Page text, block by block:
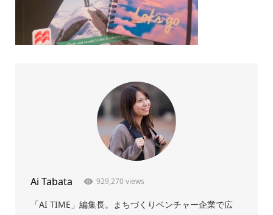
Ai Tabata 929,270 views
「AI TIME」編集長。まちづくりベンチャー企業で広